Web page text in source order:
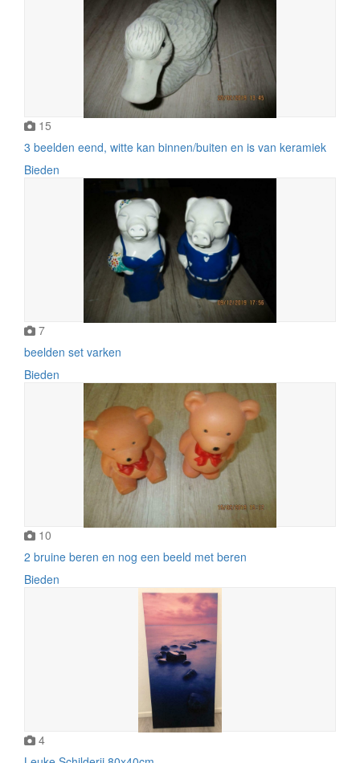
15
3 beelden eend, witte kan binnen/buiten en is van keramiek
Bieden
7
beelden set varken
Bieden
10
2 bruine beren en nog een beeld met beren
Bieden
4